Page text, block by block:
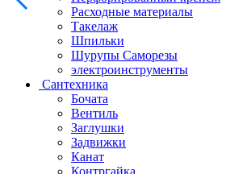
Расходные материалы
Такелаж
Шпильки
Шурупы Саморезы
электроинструменты
Сантехника
Бочата
Вентиль
Заглушки
Задвижки
Канат